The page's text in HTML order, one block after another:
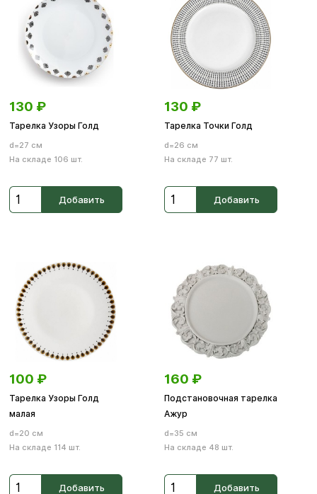
130 ₽
Тарелка Узоры Голд
d=27 см
На складе 106 шт.
Добавить
130 ₽
Тарелка Точки Голд
d=26 см
На складе 77 шт.
Добавить
100 ₽
Тарелка Узоры Голд
малая
d=20 см
На складе 114 шт.
Добавить
160 ₽
Подстановочная тарелка
Ажур
d=35 см
На складе 48 шт.
Добавить